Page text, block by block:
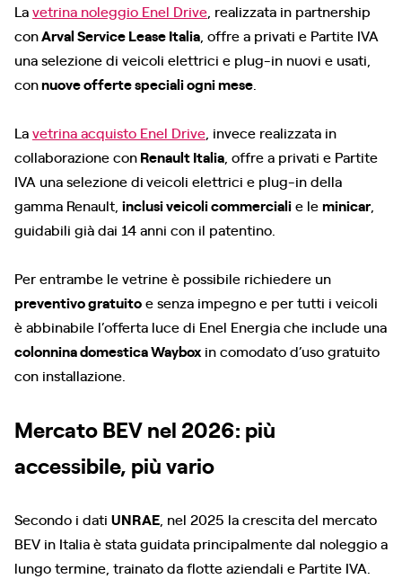
Lavetrina noleggio Enel Drive , realizzata in partnership
conArval Service Lease Italia , offre a privati e Partite IVA
una selezione di veicoli elettrici e plug-in nuovi e usati,
connuove offerte speciali ogni mese
Lavetrina acquisto Enel Drive , invece realizzata in
collaborazione conRenault Italia , offre a privati e Partite
IVA una selezione diveicoli elettrici e plug-in della
gamma Renault, inclusi veicoli commercialie leminicar
guidabili già dai 14 anni con il patentino.
Per entrambe le vetrine è possibile richiedere un
preventivo gratuitoe senza impegno e per tutti i veicoli
è abbinabile l’offerta luce di Enel Energia che include una
colonnina domestica Waybox in comodato d’uso gratuito
con installazione.
Mercato BEV nel 2026: più
accessibile, più vario
Secondo i dati UNRAE , nel 2025 la crescita del mercato
BEV in Italia è stata guidata principalmente dal noleggio a
lungo termine, trainato da flotte aziendali e Partite IVA.